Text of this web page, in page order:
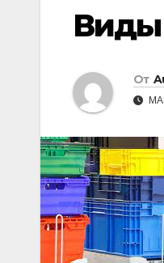
Виды
От